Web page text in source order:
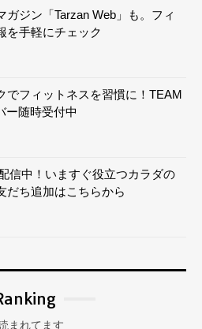
ガジン「Tarzan Web」も。フィ
を手軽にチェック
でフィットネスを習慣に！TEAM
ー随時受付中
信中！いますぐ役立つカラダの
だち追加はこちらから
まれてます